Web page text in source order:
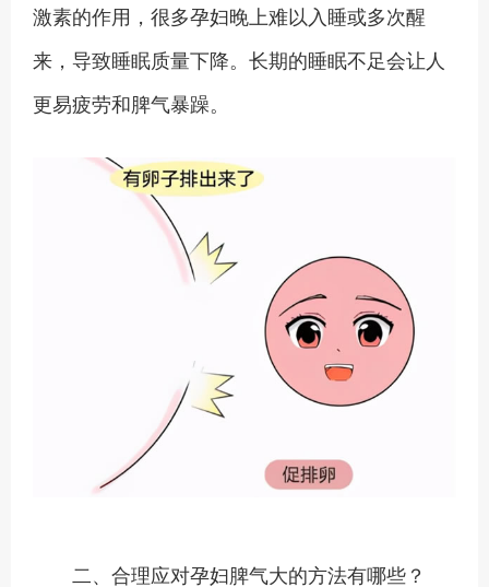
激素的作用，很多孕妇晚上难以入睡或多次醒
来，导致睡眠质量下降。长期的睡眠不足会让人
更易疲劳和脾气暴躁。
二、合理应对孕妇脾气大的方法有哪些？